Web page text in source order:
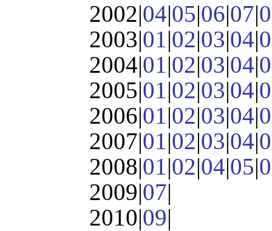
2002|04|05|06|07|
2003|01|02|03|04|
2004|01|02|03|04|
2005|01|02|03|04|
2006|01|02|03|04|
2007|01|02|03|04|
2008|01|02|04|05|
2009|07|
2010|09|